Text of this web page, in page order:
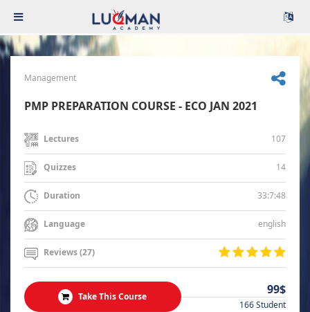
Management
PMP PREPARATION COURSE - ECO JAN 2021
Lectures 107
Quizzes 14
Duration 33:7:48
Language english
Reviews (27)
Take This Course 99$
166 Student